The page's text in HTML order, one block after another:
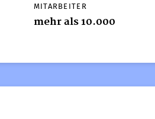
MITARBEITER
mehr als 10.000